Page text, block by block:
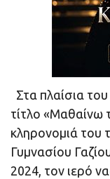
Στα πλαίσια
τίτλο «Μαθαίνω
κληρονομιά του
Γυμνασίου
2024, τον ιερό